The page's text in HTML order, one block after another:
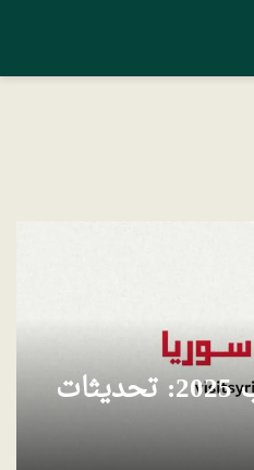
عدد سكان المغرب 2025: تحديثات